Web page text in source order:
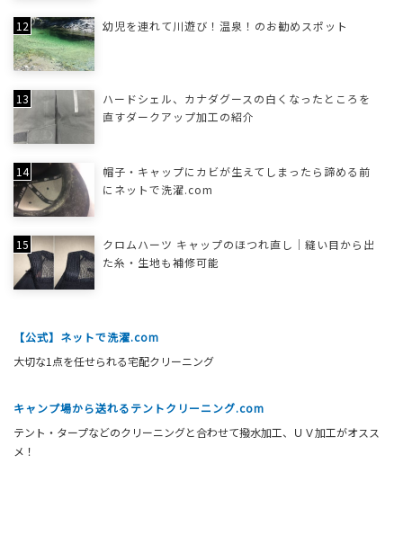
幼児を連れて川遊び！温泉！のお勧めスポット
ハードシェル、カナダグースの白くなったところを
直すダークアップ加工の紹介
帽子・キャップにカビが生えてしまったら諦める前
にネットで洗濯.com
クロムハーツ キャップのほつれ直し｜縫い目から出
た糸・生地も補修可能
【公式】ネットで洗濯.com
大切な1点を任せられる宅配クリーニング
キャンプ場から送れるテントクリーニング.com
テント・タープなどのクリーニングと合わせて撥水加工、ＵＶ加工がオスス
メ！